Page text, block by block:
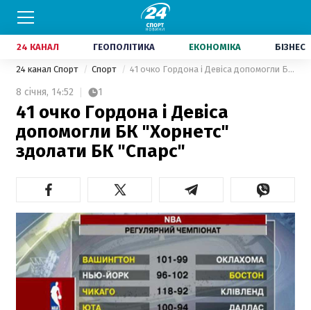
24 КАНАЛ ГЕОПОЛІТИКА ЕКОНОМІКА БІЗНЕС
24 канал Спорт Спорт 41 очко Гордона і Девіса допомогли БК "Хорнетс" здолати БК "Спарс"
8 січня, 14:52 1
41 очко Гордона і Девіса
допомогли БК "Хорнетс"
здолати БК "Спарс"